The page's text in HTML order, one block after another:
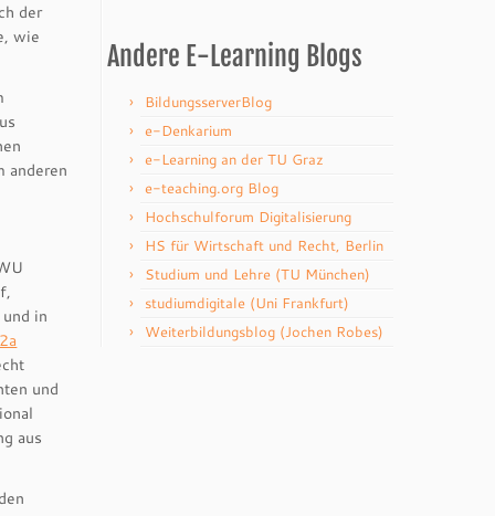
der
wie
anderen
in
und
aus
Andere E-Learning Blogs
BildungsserverBlog
e-Denkarium
e-Learning an der TU Graz
e-teaching.org Blog
Hochschulforum Digitalisierung
HS für Wirtschaft und Recht, Berlin
Studium und Lehre (TU München)
studiumdigitale (Uni Frankfurt)
Weiterbildungsblog (Jochen Robes)